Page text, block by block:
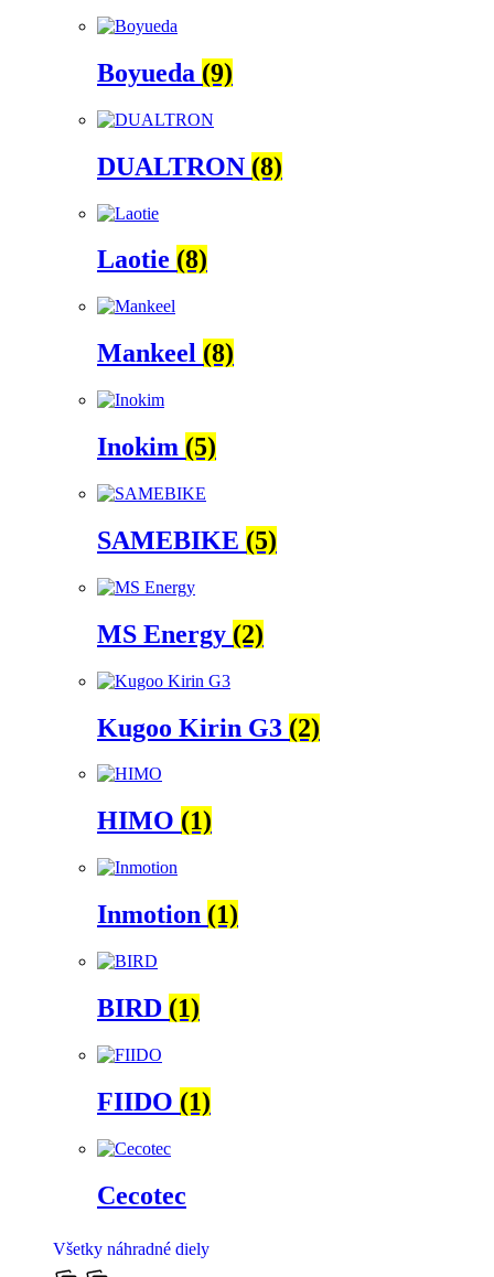
Boyueda (9)
DUALTRON (8)
Laotie (8)
Mankeel (8)
Inokim (5)
SAMEBIKE (5)
MS Energy (2)
Kugoo Kirin G3 (2)
HIMO (1)
Inmotion (1)
BIRD (1)
FIIDO (1)
Cecotec
Všetky náhradné diely